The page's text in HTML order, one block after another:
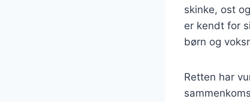
skinke, ost
er kendt for
børn og
Retten har